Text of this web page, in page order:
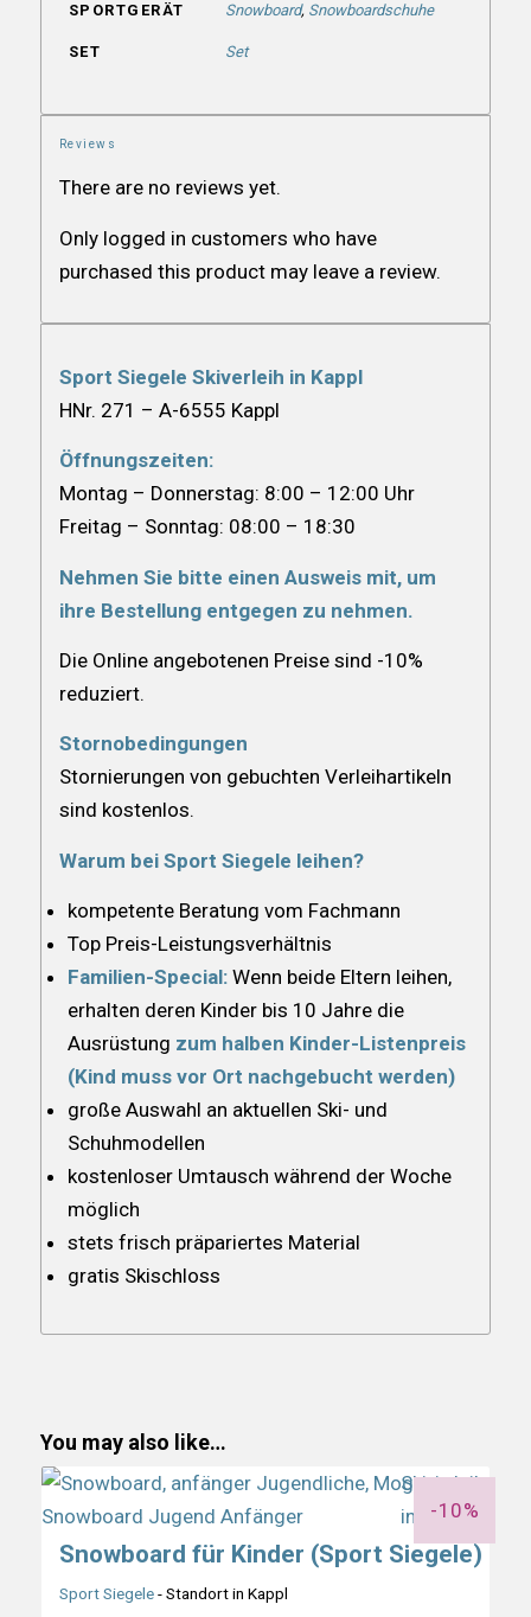
SPORTGERÄT Snowboard, Snowboardschuhe
SET Set
Reviews
There are no reviews yet.
Only logged in customers who have
purchased this product may leave a review.
Sport Siegele Skiverleih in Kappl
HNr. 271 – A-6555 Kappl
Öffnungszeiten:
Montag – Donnerstag: 8:00 – 12:00 Uhr
Freitag – Sonntag: 08:00 – 18:30
Nehmen Sie bitte einen Ausweis mit, um
ihre Bestellung entgegen zu nehmen.
Die Online angebotenen Preise sind -10%
reduziert.
Stornobedingungen
Stornierungen von gebuchten Verleihartikeln
sind kostenlos.
Warum bei Sport Siegele leihen?
kompetente Beratung vom Fachmann
Top Preis-Leistungsverhältnis
Familien-Special:Wenn beide Eltern leihen,
erhalten deren Kinder bis 10 Jahre die
Ausrüstung zum halben Kinder-Listenpreis
(Kind muss vor Ort nachgebucht werden)
große Auswahl an aktuellen Ski- und
Schuhmodellen
kostenloser Umtausch während der Woche
möglich
stets frisch präpariertes Material
gratis Skischloss
You may also like…
-10%
Snowboard für Kinder (Sport Siegele)
Sport Siegele- Standort in Kappl